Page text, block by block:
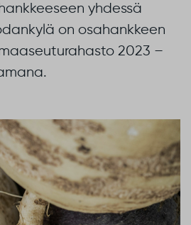
yhdessä
on osahankkeen
2023 –